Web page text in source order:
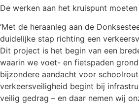
De werken aan het kruispunt
‘Met de heraanleg aan de
duidelijke stap richting een
Dit project is het begin van een
waarin we voet- en fietspaden
bijzondere aandacht voor
verkeersveiligheid begint bij
veilig gedrag – en daar nemen wij